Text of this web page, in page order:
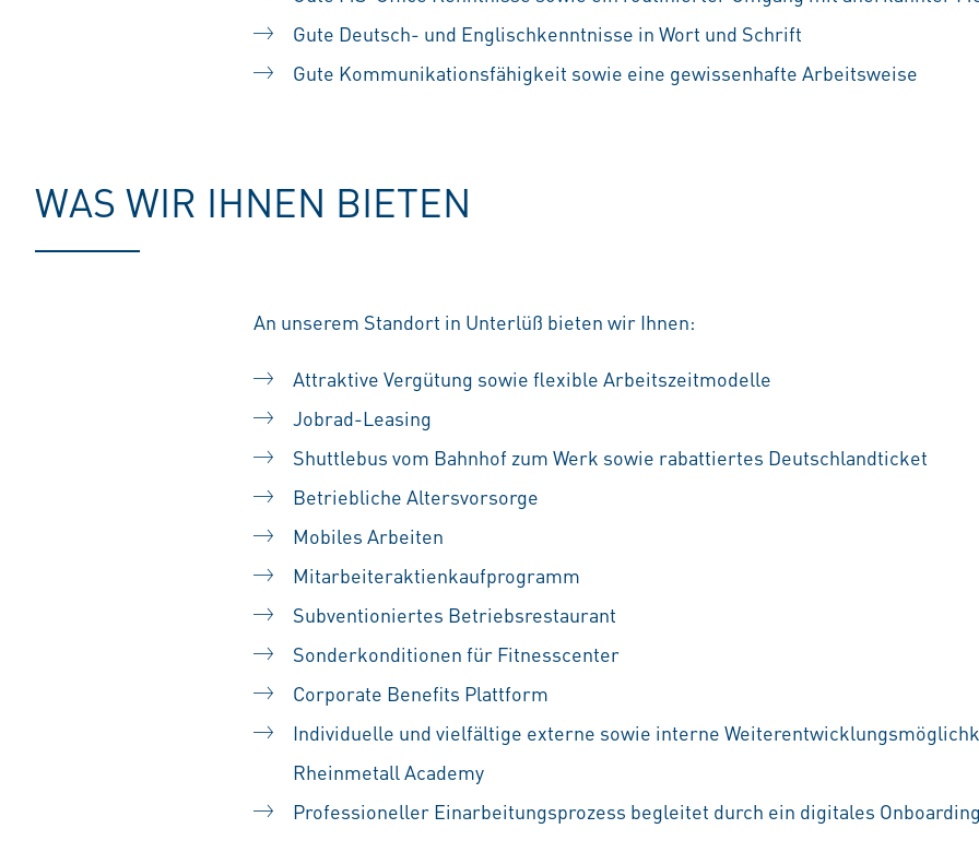
Gute Deutsch- und Englischkenntnisse in Wort und Schrift
Gute Kommunikationsfähigkeit sowie eine gewissenhafte Arbeitsweise
WAS WIR IHNEN BIETEN
An unserem Standort in Unterlüß bieten wir Ihnen:
Attraktive Vergütung sowie flexible Arbeitszeitmodelle
Jobrad-Leasing
Shuttlebus vom Bahnhof zum Werk sowie rabattiertes Deutschlandticket
Betriebliche Altersvorsorge
Mobiles Arbeiten
Mitarbeiteraktienkaufprogramm
Subventioniertes Betriebsrestaurant
Sonderkonditionen für Fitnesscenter
Corporate Benefits Plattform
Individuelle und vielfältige externe sowie interne
Rheinmetall Academy
Professioneller Einarbeitungsprozess begleitet durch ein digitales